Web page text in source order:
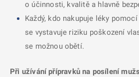
o účinnosti, kvalitě a hlavně
Každý, kdo nakupuje léky
se vystavuje riziku poškození
se možnou obětí.
Při užívání přípravků na posílení